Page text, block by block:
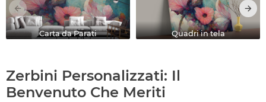
Carta da Parati Quadri in tela
Zerbini Personalizzati: Il
Benvenuto Che Meriti